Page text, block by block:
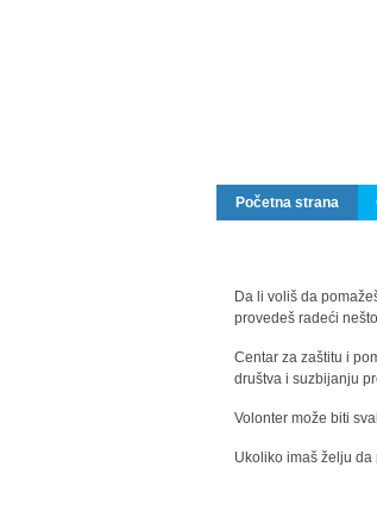
Početna strana
Da li voliš da
provedeš radeći
Centar za zaštitu i
društva i suzbijanju
Volonter može biti
Ukoliko imaš želju